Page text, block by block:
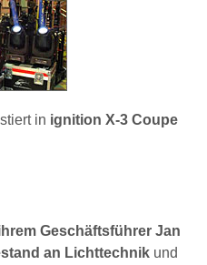
in ignition X-3 Coupe
Geschäftsführer Jan
an Lichttechnik und